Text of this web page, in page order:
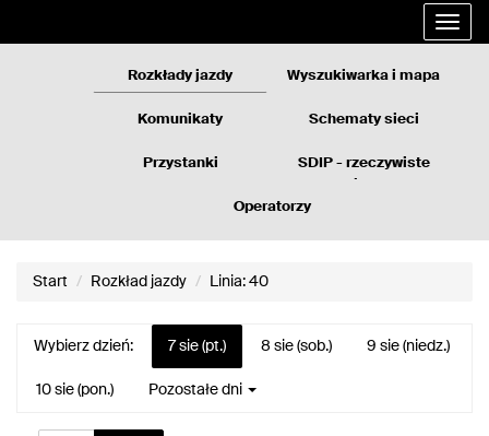
Rozkłady jazdy Wyszukiwarka i mapa
Komunikaty Schematy sieci
Przystanki
SDIP - rzeczywiste
Operatorzy
Start Rozkład jazdy Linia: 40
Wybierz dzień: 7 sie (pt.) 8 sie (sob.) 9 sie (niedz.)
10 sie (pon.) Pozostałe dni